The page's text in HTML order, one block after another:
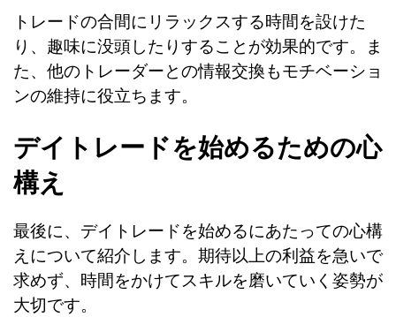
トレードの合間にリラックスする時間を設けた
り、趣味に没頭したりすることが効果的です。ま
た、他のトレーダーとの情報交換もモチベーショ
ンの維持に役立ちます。
デイトレードを始めるための心
構え
最後に、デイトレードを始めるにあたっての心構
えについて紹介します。期待以上の利益を急いで
求めず、時間をかけてスキルを磨いていく姿勢が
大切です。